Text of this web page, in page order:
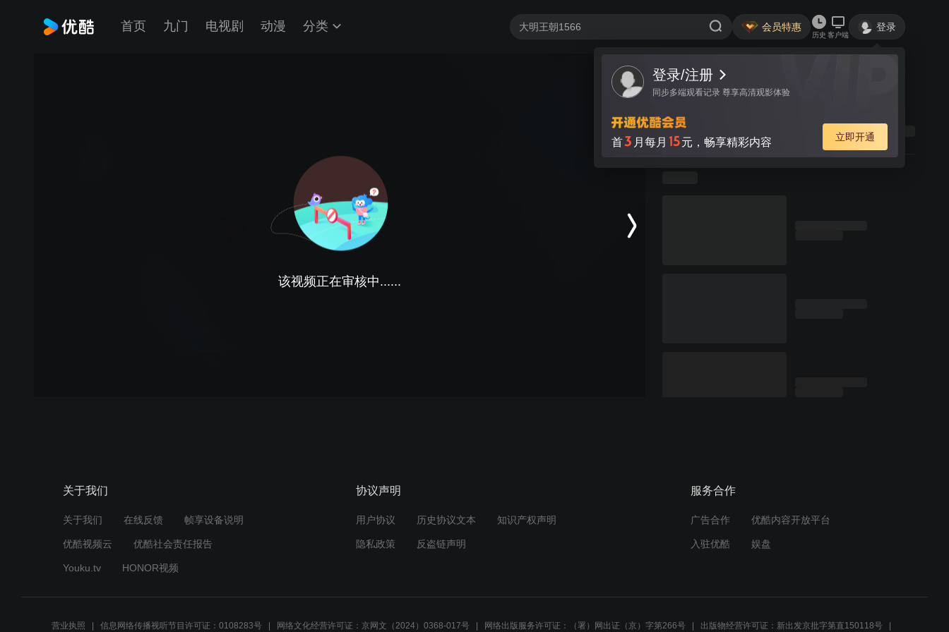
首页 九门 电视剧 动漫 分类 会员特惠
历史 客户端
登录
该视频正在审核中......
关于我们
关于我们 在线反馈 帧享设备说明
优酷视频云 优酷社会责任报告
Youku.tv HONOR视频
协议声明
用户协议 历史协议文本 知识产权声明
隐私政策 反盗链声明
服务合作
广告合作 优酷内容开放平台
入驻优酷 娱盘
营业执照 信息网络传播视听节目许可证：0108283号 网络文化经营许可证：京网文（2024）0368-017号 网络出版服务许可证：（署）网出证（京）字第266号 出版物经营许可证：新出发京批字第直150118号